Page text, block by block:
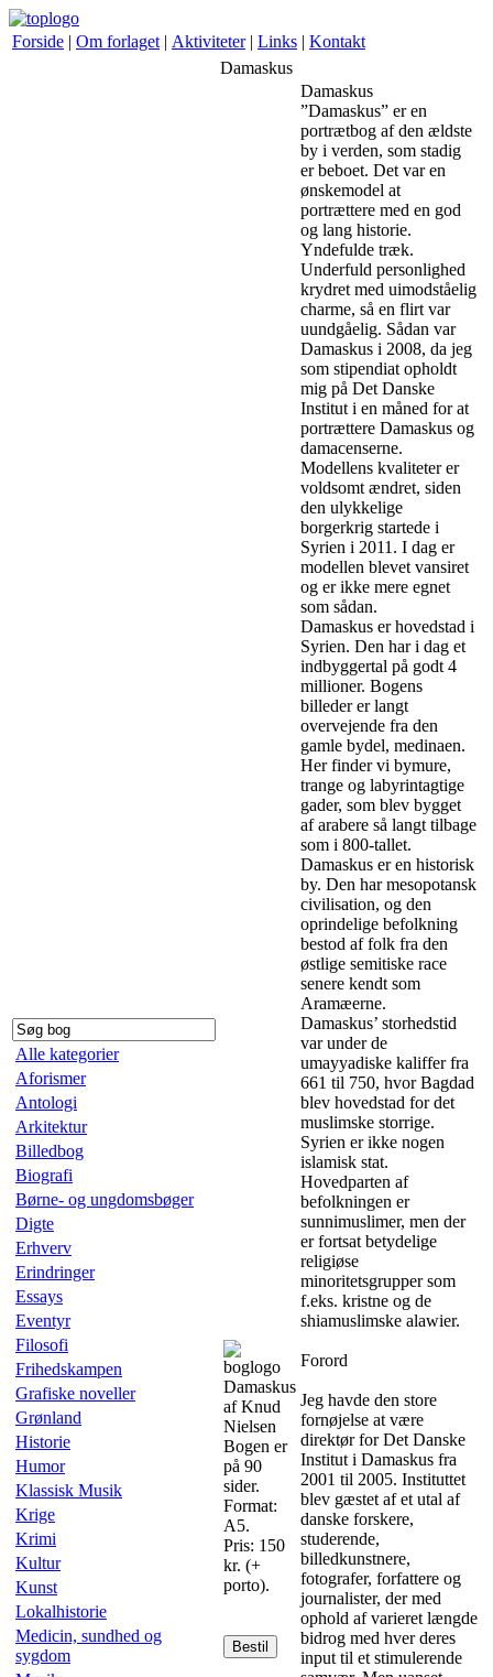
Forside | Om forlaget | Aktiviteter | Links | Kontakt
Alle kategorier
Aforismer
Antologi
Arkitektur
Billedbog
Biografi
Børne- og ungdomsbøger
Digte
Erhverv
Erindringer
Essays
Eventyr
Filosofi
Frihedskampen
Grafiske noveller
Grønland
Historie
Humor
Klassisk Musik
Krige
Krimi
Kultur
Kunst
Lokalhistorie
Medicin, sundhed og
sygdom
Damaskus
Damaskus
af Knud
Nielsen
Bogen er
på 90
sider.
Format:
A5.
Pris: 150
kr. (+
porto).
Bestil
Damaskus
”Damaskus” er en
portrætbog af den ældste
by i verden, som stadig
er beboet. Det var en
ønskemodel at
portrættere med en god
og lang historie.
Yndefulde træk.
Underfuld personlighed
krydret med uimodståelig
charme, så en flirt var
uundgåelig. Sådan var
Damaskus i 2008, da jeg
som stipendiat opholdt
mig på Det Danske
Institut i en måned for at
portrættere Damaskus og
damacenserne.
Modellens kvaliteter er
voldsomt ændret, siden
den ulykkelige
borgerkrig startede i
Syrien i 2011. I dag er
modellen blevet vansiret
og er ikke mere egnet
som sådan.
Damaskus er hovedstad i
Syrien. Den har i dag et
indbyggertal på godt 4
millioner. Bogens
billeder er langt
overvejende fra den
gamle bydel, medinaen.
Her finder vi bymure,
trange og labyrintagtige
gader, som blev bygget
af arabere så langt tilbage
som i 800-tallet.
Damaskus er en historisk
by. Den har mesopotansk
civilisation, og den
oprindelige befolkning
bestod af folk fra den
østlige semitiske race
senere kendt som
Aramæerne.
Damaskus’ storhedstid
var under de
umayyadiske kaliffer fra
661 til 750, hvor Bagdad
blev hovedstad for det
muslimske storrige.
Syrien er ikke nogen
islamisk stat.
Hovedparten af
befolkningen er
sunnimuslimer, men der
er fortsat betydelige
religiøse
minoritetsgrupper som
f.eks. kristne og de
shiamuslimske alawier.
Forord
Jeg havde den store
fornøjelse at være
direktør for Det Danske
Institut i Damaskus fra
2001 til 2005. Instituttet
blev gæstet af et utal af
danske forskere,
studerende,
billedkunstnere,
fotografer, forfattere og
journalister, der med
ophold af varieret længde
bidrog med hver deres
input til et stimulerende